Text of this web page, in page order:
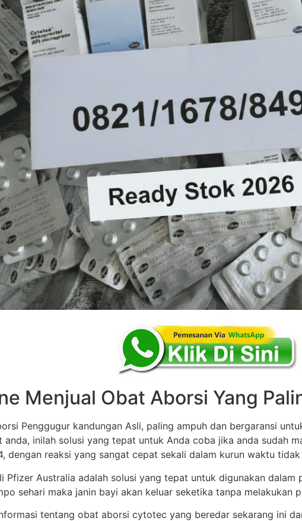
Menjual Obat Aborsi Yang
Penggugur kandungan Asli, paling ampuh dan bergaransi
inilah solusi yang tepat untuk Anda coba jika anda sudah
dengan reaksi yang sangat cepat sekali dalam kurun waktu
Pfizer Australia adalah solusi yang tepat untuk digunakan
sehari maka janin bayi akan keluar seketika tanpa melakukan
tentang obat aborsi cytotec yang beredar sekarang ini